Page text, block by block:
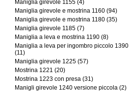
Maniglia girevole 1155 (4)
Maniglia girevole e mostrina 1160 (94)
Maniglia girevole e mostrina 1180 (35)
Maniglia girevole 1185 (7)
Maniglia a leva e mostrina 1190 (8)
Maniglia a leva per ingombro piccolo 1390
(11)
Maniglia girevole 1225 (57)
Mostrina 1221 (20)
Mostrina 1223 con presa (31)
Manigli girevole 1240 versione piccola (2)